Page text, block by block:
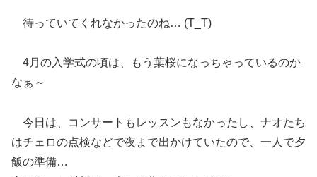
待っていてくれなかったのね… (T_T)
4月の入学式の頃は、もう葉桜になっちゃっているのか
なぁ～
今日は、コンサートもレッスンもなかったし、ナオたち
はチェロの点検などで夜まで出かけていたので、一人で夕
飯の準備…